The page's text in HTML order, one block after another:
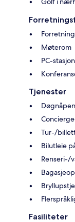
Møterom
PC-stasjon
Tjenester
Tur-/
Bilutleie
Renseri-/
Fasiliteter